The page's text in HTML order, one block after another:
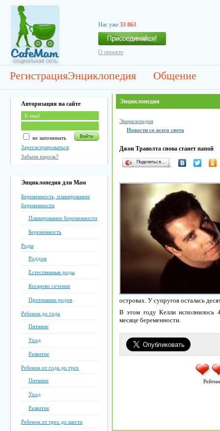
Нас уже 33 863
О проекте
РегистрацияЭнциклопедия Общение
Авторизация на сайте
не запоминать
Зарегистрироваться
Забыли пароль?
Энциклопедия для Мам
Беременность, планирование
беременности
Планирование беременности
Беременность
Роды
Роддом
Естественные роды
Кесарево сечение
Протекание родов
Ребенок до года
Питание
Уход
Развитие
Ребенок от года до трех
Питание
Уход
Развитие
Ребенок от трех до шести
Энциклопедия
Энциклопедия
Новости со всего света
Джон Траволта снова станет папой
Поделиться…
островах. У супругов осталась
В этом году Келли исполнилось
месяце беременности.